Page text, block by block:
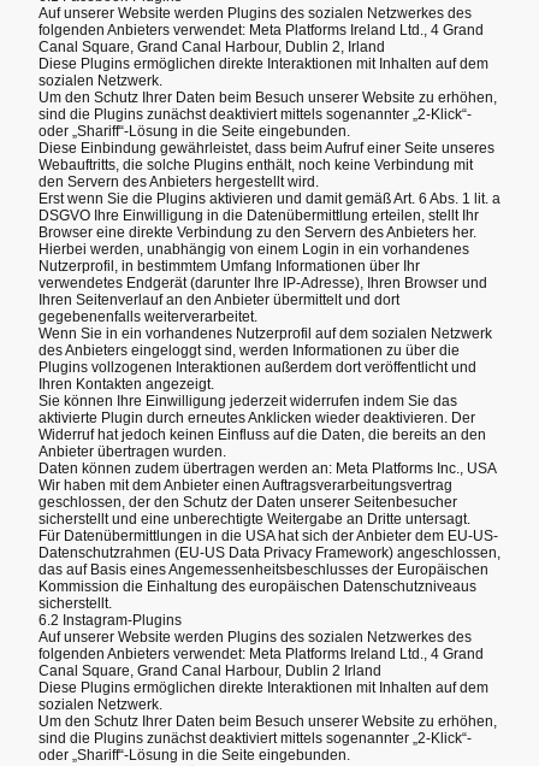
Auf unserer Website werden Plugins des sozialen Netzwerkes des
folgenden Anbieters verwendet: Meta Platforms Ireland Ltd., 4 Grand
Canal Square, Grand Canal Harbour, Dublin 2, Irland
Diese Plugins ermöglichen direkte Interaktionen mit Inhalten auf dem
sozialen Netzwerk.
Um den Schutz Ihrer Daten beim Besuch unserer Website zu erhöhen,
sind die Plugins zunächst deaktiviert mittels sogenannter „2-Klick“-
oder „Shariff“-Lösung in die Seite eingebunden.
Diese Einbindung gewährleistet, dass beim Aufruf einer Seite unseres
Webauftritts, die solche Plugins enthält, noch keine Verbindung mit
den Servern des Anbieters hergestellt wird.
Erst wenn Sie die Plugins aktivieren und damit gemäß Art. 6 Abs. 1 lit. a
DSGVO Ihre Einwilligung in die Datenübermittlung erteilen, stellt Ihr
Browser eine direkte Verbindung zu den Servern des Anbieters her.
Hierbei werden, unabhängig von einem Login in ein vorhandenes
Nutzerprofil, in bestimmtem Umfang Informationen über Ihr
verwendetes Endgerät (darunter Ihre IP-Adresse), Ihren Browser und
Ihren Seitenverlauf an den Anbieter übermittelt und dort
gegebenenfalls weiterverarbeitet.
Wenn Sie in ein vorhandenes Nutzerprofil auf dem sozialen Netzwerk
des Anbieters eingeloggt sind, werden Informationen zu über die
Plugins vollzogenen Interaktionen außerdem dort veröffentlicht und
Ihren Kontakten angezeigt.
Sie können Ihre Einwilligung jederzeit widerrufen indem Sie das
aktivierte Plugin durch erneutes Anklicken wieder deaktivieren. Der
Widerruf hat jedoch keinen Einfluss auf die Daten, die bereits an den
Anbieter übertragen wurden.
Daten können zudem übertragen werden an: Meta Platforms Inc., USA
Wir haben mit dem Anbieter einen Auftragsverarbeitungsvertrag
geschlossen, der den Schutz der Daten unserer Seitenbesucher
sicherstellt und eine unberechtigte Weitergabe an Dritte untersagt.
Für Datenübermittlungen in die USA hat sich der Anbieter dem EU-US-
Datenschutzrahmen (EU-US Data Privacy Framework) angeschlossen,
das auf Basis eines Angemessenheitsbeschlusses der Europäischen
Kommission die Einhaltung des europäischen Datenschutzniveaus
sicherstellt.
6.2 Instagram-Plugins
Auf unserer Website werden Plugins des sozialen Netzwerkes des
folgenden Anbieters verwendet: Meta Platforms Ireland Ltd., 4 Grand
Canal Square, Grand Canal Harbour, Dublin 2 Irland
Diese Plugins ermöglichen direkte Interaktionen mit Inhalten auf dem
sozialen Netzwerk.
Um den Schutz Ihrer Daten beim Besuch unserer Website zu erhöhen,
sind die Plugins zunächst deaktiviert mittels sogenannter „2-Klick“-
oder „Shariff“-Lösung in die Seite eingebunden.